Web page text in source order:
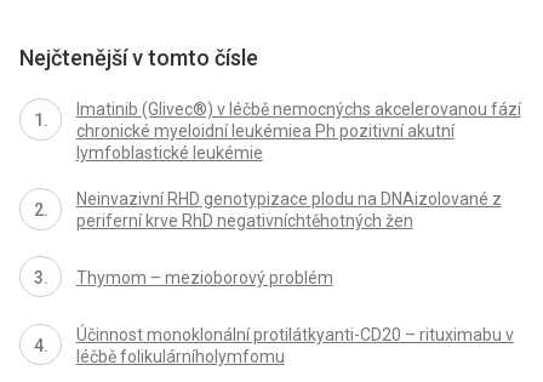
Nejčtenější v tomto čísle
Imatinib (Glivec®) v léčbě nemocnýchs akcelerovanou fází
chronické myeloidní leukémiea Ph pozitivní akutní
lymfoblastické leukémie
Neinvazivní RHD genotypizace plodu na DNAizolované z
periferní krve RhD negativníchtěhotných žen
Thymom – mezioborový problém
Účinnost monoklonální protilátkyanti-CD20 – rituximabu v
léčbě folikulárníholymfomu